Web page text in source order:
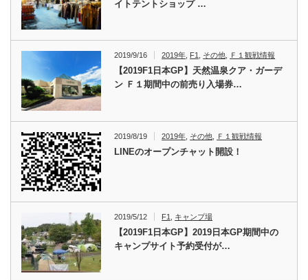
イトテントショップ …
2019/9/16 2019年 F1 その他 Ｆ１観戦情報
【2019F1日本GP】天然温泉クア・ガーデ
ン Ｆ１期間中の前売り入場券…
2019/8/19 2019年 その他 Ｆ１観戦情報
LINEのオープンチャット開設！
2019/5/12 F1 キャンプ場
【2019F1日本GP】2019日本GP期間中の
キャンプサイト予約受付が…